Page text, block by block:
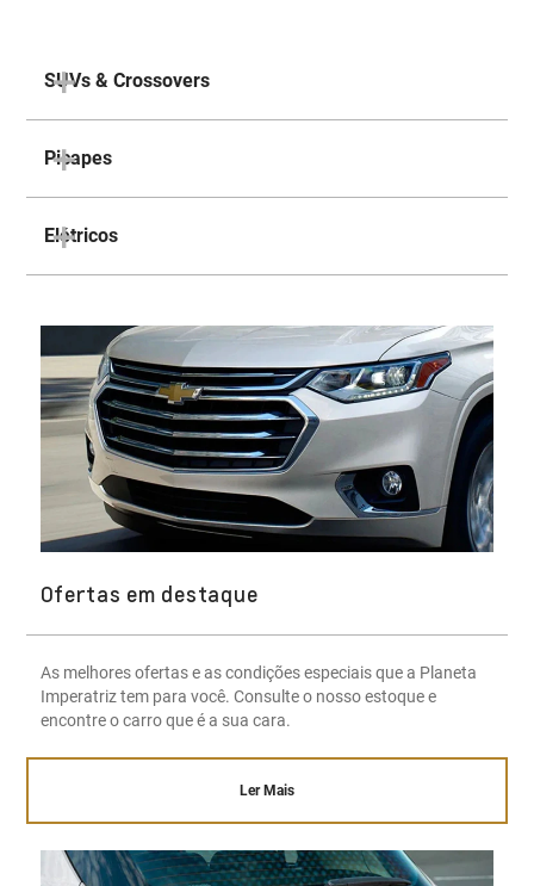
SUVs & Crossovers
Picapes
Elétricos
Ofertas em destaque
As melhores ofertas e as condições especiais que a Planeta
Imperatriz tem para você. Consulte o nosso estoque e
encontre o carro que é a sua cara.
Ler Mais